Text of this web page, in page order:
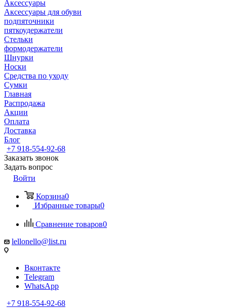
Аксессуары
Аксессуары для обуви
подпяточники
пяткоудержатели
Стельки
формодержатели
Шнурки
Носки
Средства по уходу
Сумки
Главная
Распродажа
Акции
Оплата
Доставка
Блог
+7 918-554-92-68
Заказать звонок
Задать вопрос
Войти
Корзина0
Избранные товары0
Сравнение товаров0
lellonello@list.ru
Вконтакте
Telegram
WhatsApp
+7 918-554-92-68